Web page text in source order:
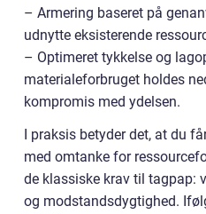
– Armering baseret på
udnytte eksisterende
– Optimeret tykkelse og
materialeforbruget holdes
kompromis med ydelsen.
I praksis betyder det, at du
med omtanke for
de klassiske krav til
og modstandsdygtighed.